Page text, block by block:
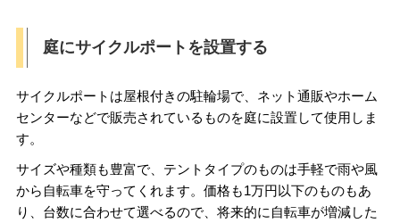
庭にサイクルポートを設置する
サイクルポートは屋根付きの駐輪場で、ネット通販やホーム
センターなどで販売されているものを庭に設置して使用しま
す。
サイズや種類も豊富で、テントタイプのものは手軽で雨や風
から自転車を守ってくれます。価格も1万円以下のものもあ
り、台数に合わせて選べるので、将来的に自転車が増減した